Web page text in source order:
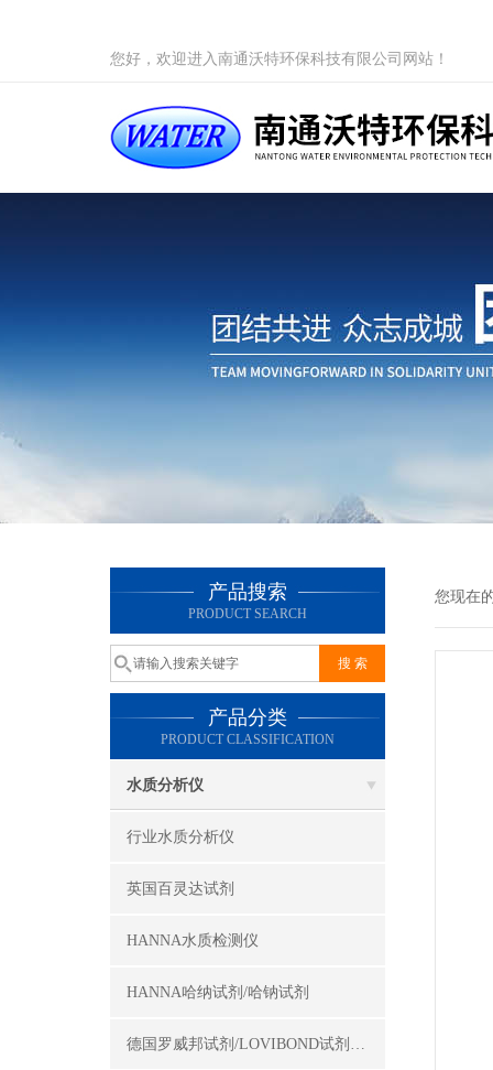
您好，欢迎进入南通沃特环保科技有限公司网站！
产品搜索
PRODUCT SEARCH
产品分类
PRODUCT CLASSIFICATION
水质分析仪
行业水质分析仪
英国百灵达试剂
HANNA水质检测仪
HANNA哈纳试剂/哈钠试剂
德国罗威邦试剂/LOVIBOND试剂/罗威邦试剂
您现在